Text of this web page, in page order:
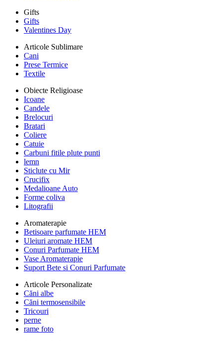
Gifts
Gifts
Valentines Day
Articole Sublimare
Cani
Prese Termice
Textile
Obiecte Religioase
Icoane
Candele
Brelocuri
Bratari
Coliere
Catuie
Carbuni fitile plute punti
lemn
Sticlute cu Mir
Crucifix
Medalioane Auto
Forme coliva
Litografii
Aromaterapie
Betisoare parfumate HEM
Uleiuri aromate HEM
Conuri Parfumate HEM
Vase Aromaterapie
Suport Bete si Conuri Parfumate
Articole Personalizate
Căni albe
Căni termosensibile
Tricouri
perne
rame foto